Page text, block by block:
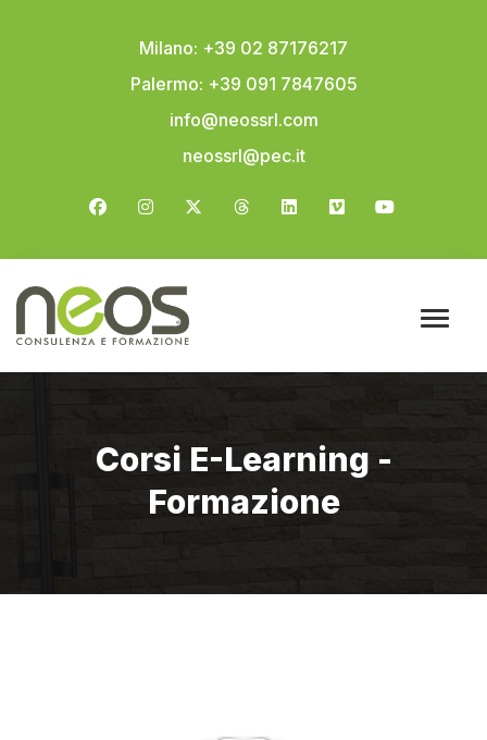
Milano: +39 02 87176217
Palermo: +39 091 7847605
info@neossrl.com
neossrl@pec.it
Corsi E-Learning -
Formazione